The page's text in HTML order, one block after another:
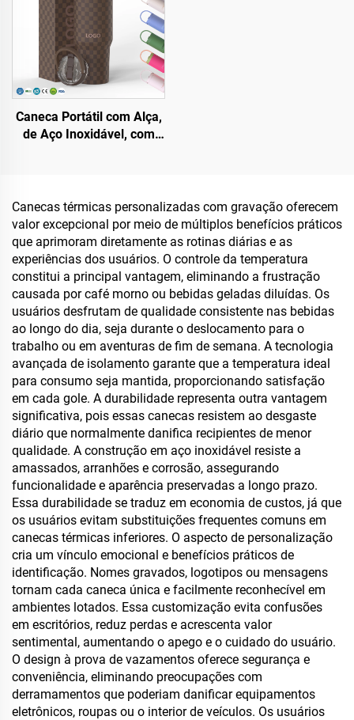
Caneca Portátil com Alça,
de Aço Inoxidável, com
Quentes e Frias, com
Logotipo Personalizado
Canecas térmicas personalizadas com gravação oferecem
valor excepcional por meio de múltiplos benefícios práticos
que aprimoram diretamente as rotinas diárias e as
experiências dos usuários. O controle da temperatura
constitui a principal vantagem, eliminando a frustração
causada por café morno ou bebidas geladas diluídas. Os
usuários desfrutam de qualidade consistente nas bebidas
ao longo do dia, seja durante o deslocamento para o
trabalho ou em aventuras de fim de semana. A tecnologia
avançada de isolamento garante que a temperatura ideal
para consumo seja mantida, proporcionando satisfação
em cada gole. A durabilidade representa outra vantagem
significativa, pois essas canecas resistem ao desgaste
diário que normalmente danifica recipientes de menor
qualidade. A construção em aço inoxidável resiste a
amassados, arranhões e corrosão, assegurando
funcionalidade e aparência preservadas a longo prazo.
Essa durabilidade se traduz em economia de custos, já que
os usuários evitam substituições frequentes comuns em
canecas térmicas inferiores. O aspecto de personalização
cria um vínculo emocional e benefícios práticos de
identificação. Nomes gravados, logotipos ou mensagens
tornam cada caneca única e facilmente reconhecível em
ambientes lotados. Essa customização evita confusões
em escritórios, reduz perdas e acrescenta valor
sentimental, aumentando o apego e o cuidado do usuário.
O design à prova de vazamentos oferece segurança e
conveniência, eliminando preocupações com
derramamentos que poderiam danificar equipamentos
eletrônicos, roupas ou o interior de veículos. Os usuários